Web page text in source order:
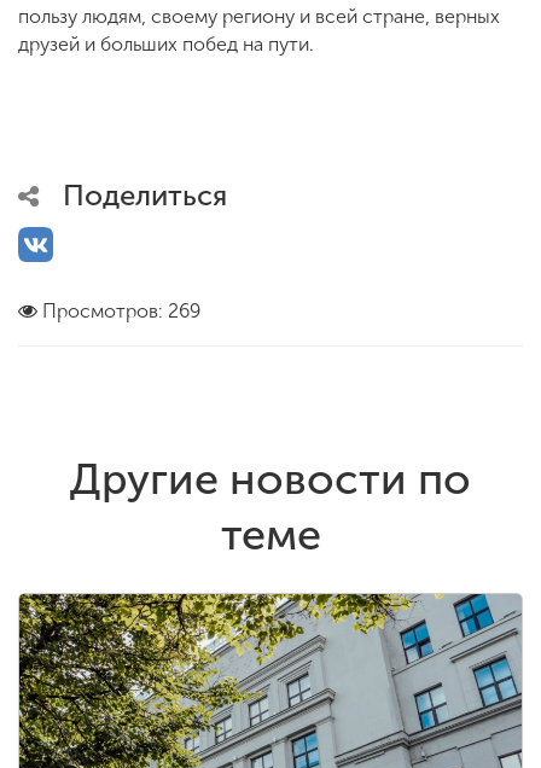
пользу людям, своему региону и всей стране, верных
друзей и больших побед на пути.
Поделиться
Просмотров: 269
Другие новости по
теме